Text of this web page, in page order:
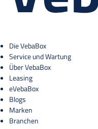
Die VebaBox
Service und Wartung
Über VebaBox
Leasing
eVebaBox
Blogs
Marken
Branchen